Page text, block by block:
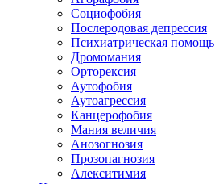
Социофобия
Послеродовая депрессия
Психиатрическая помощь
Дромомания
Орторексия
Аутофобия
Аутоагрессия
Канцерофобия
Мания величия
Анозогнозия
Прозопагнозия
Алекситимия